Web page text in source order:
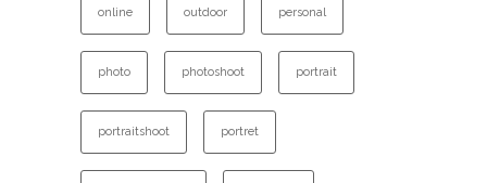
online outdoor personal
photo photoshoot portrait
portraitshoot portret